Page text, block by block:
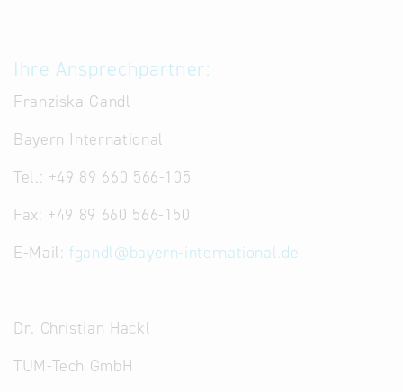
Ihre Ansprechpartner:
Franziska Gandl
Bayern International
Tel.: +49 89 660 566-105
Fax: +49 89 660 566-150
E-Mail:fgandl@bayern-international.de
Dr. Christian Hackl
TUM-Tech GmbH